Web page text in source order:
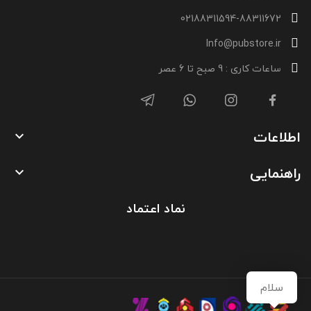
02188311594-88311672
Info@pubstore.ir
ساعات کاری : 9 صبح تا 6 عصر
اطلاعات 
راهنمایی 
نماد اعتماد
سلام